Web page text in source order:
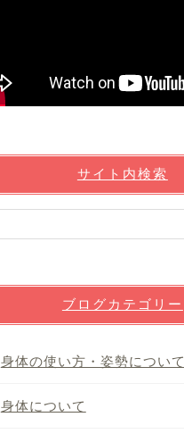
サイト内検索
ブログカテゴリー
身体の使い方・姿勢について
身体について